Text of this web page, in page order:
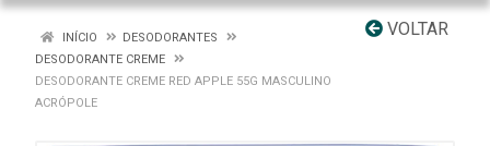
VOLTAR
INÍCIO
DESODORANTES
DESODORANTE CREME
DESODORANTE CREME RED APPLE 55G MASCULINO
ACRÓPOLE